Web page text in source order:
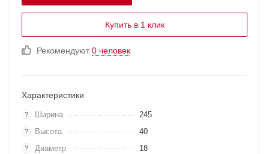
Купить в 1 клик
Рекомендуют0 человек
Характеристики
? Ширина 245
? Высота 40
? Диаметр 18